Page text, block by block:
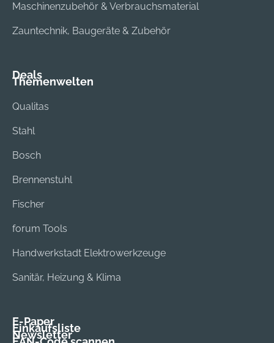
Maschinenzubehör & Verbrauchsmaterial
Zauntechnik, Baugeräte & Zubehör
Deals
Themenwelten
Qualitas
Stahl
Bosch
Brennenstuhl
Fischer
forum Tools
Handwerkstadt Elektrowerkzeuge
Sanitär, Heizung & Klima
E-Paper
Einkaufsliste
Newsletter